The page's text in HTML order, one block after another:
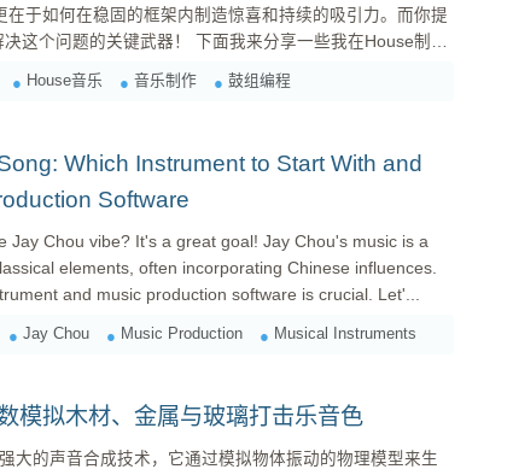
于如何在稳固的框架内制造惊喜和持续的吸引力。而你提
！ 下面我来分享一些我在House制作
造期待与过渡的艺术 填
乐段落间的桥梁，是能量变化的信号，更是让听众保持兴
House音乐 音乐制作 鼓组编程
Which Instrument to Start With and
Software
Jay Chou vibe? It's a great goal! Jay Chou's music is a
elements, often incorporating Chinese influences.
and music production software is crucial. Let'...
Jay Chou Music Production Musical Instruments
模拟木材、金属与玻璃打击乐音色
大的声音合成技术，它通过模拟物体振动的物理模型来生